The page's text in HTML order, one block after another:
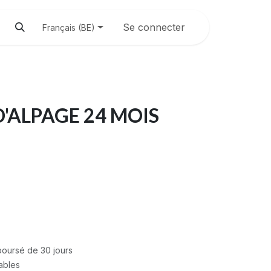
Français (BE) Se connecter
24 MOIS
de 30 jours